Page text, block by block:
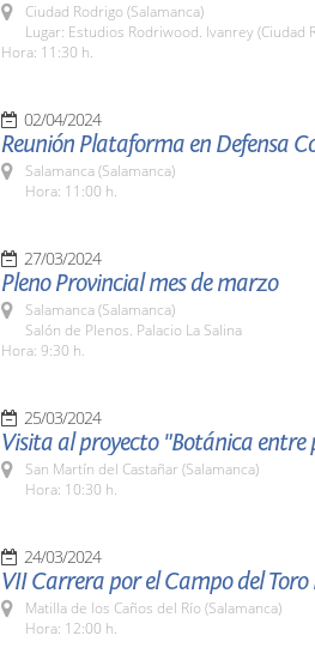
Ciudad Rodrigo (Salamanca)
Lugar: Estudios Rodriwood. Ivanrey (Ciudad
Hora: 11:30 h.
02/04/2024
Reunión Plataforma en Defensa
Salamanca (Salamanca)
Hora: 11:00 h.
27/03/2024
Pleno Provincial mes de marzo
Salamanca (Salamanca)
Salón de Plenos. Palacio La Salina
Hora: 9:30 h.
25/03/2024
Visita al proyecto "Botánica entre
San Martín del Castañar (Salamanca)
Hora: 10:30 h.
24/03/2024
VII Carrera por el Campo del Toro
Matilla de los Caños del Río (Salamanca)
Hora: 12:00 h.